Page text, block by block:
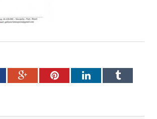
Google+PinterestLinkedInTumblr